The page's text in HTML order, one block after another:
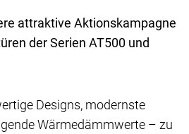
attraktive Aktionskampagne
der Serien AT500 und
Designs, modernste
Wärmedämmwerte – zu